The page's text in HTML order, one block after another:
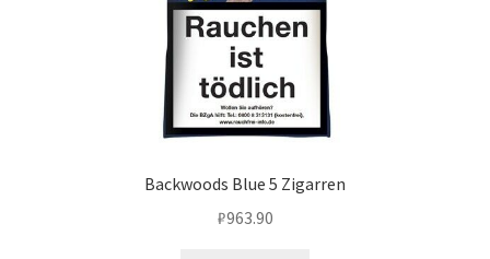
Backwoods Blue 5 Zigarren
₽963.90